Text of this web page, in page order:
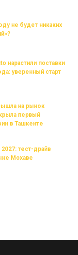
не будет никаких
нарастили поставки
уверенный старт
на рынок
первый
в Ташкенте
тест-драйв
Мохаве